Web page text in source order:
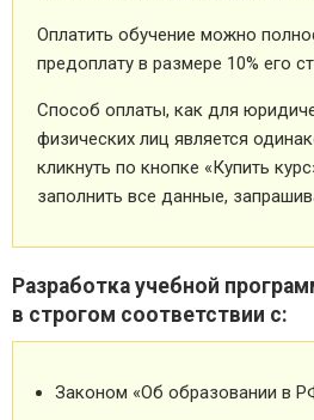
Оплатить обучение можно
предоплату в размере 10% его
Способ оплаты, как для
физических лиц является
кликнуть по кнопке «Купить
заполнить все данные,
Разработка учебной
в строгом соответствии с:
Законом «Об образовании в